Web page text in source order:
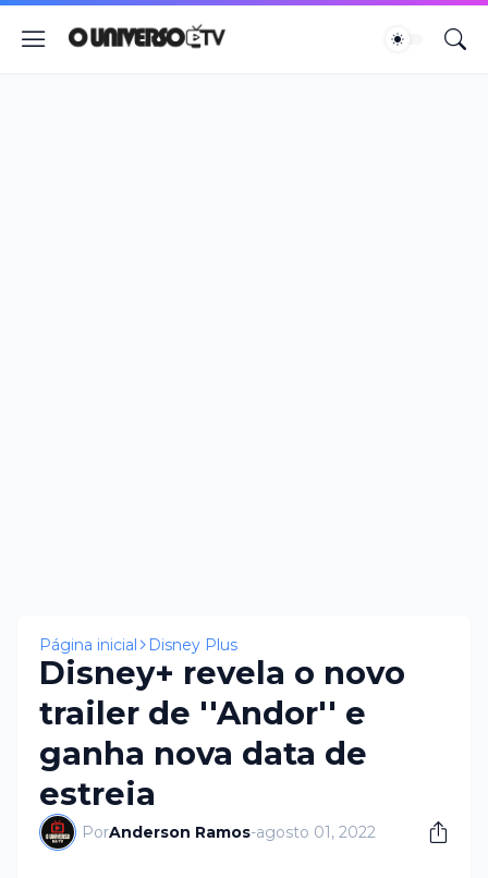
Página inicial Disney Plus
Disney+ revela o novo
trailer de ''Andor'' e
ganha nova data de
estreia
PorAnderson Ramos-agosto 01, 2022